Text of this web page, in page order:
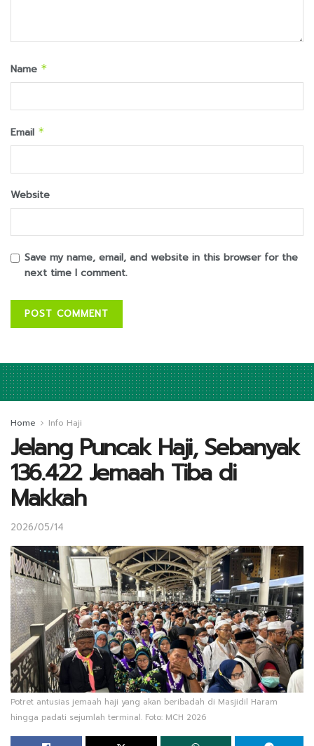
Name *
Email *
Website
Save my name, email, and website in this browser for the
next time I comment.
Home Info Haji
Jelang Puncak Haji, Sebanyak
136.422 Jemaah Tiba di
Makkah
2026/05/14
Potret antusias jemaah haji yang akan beribadah di Masjidil Haram
hingga padati sejumlah terminal. Foto: MCH 2026